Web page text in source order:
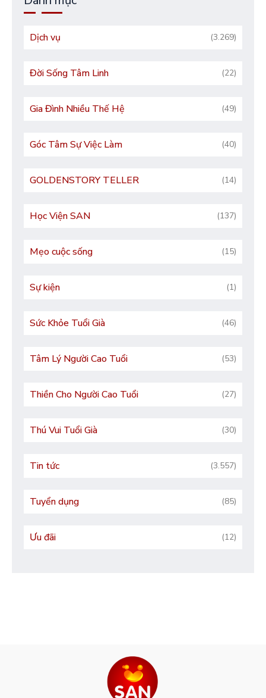
Dịch vụ (3.269)
Đời Sống Tâm Linh (22)
Gia Đình Nhiều Thế Hệ (49)
Góc Tâm Sự Việc Làm (40)
GOLDENSTORY TELLER (14)
Học Viện SAN (137)
Mẹo cuộc sống (15)
Sự kiện (1)
Sức Khỏe Tuổi Già (46)
Tâm Lý Người Cao Tuổi (53)
Thiền Cho Người Cao Tuổi (27)
Thú Vui Tuổi Già (30)
Tin tức (3.557)
Tuyển dụng (85)
Ưu đãi (12)